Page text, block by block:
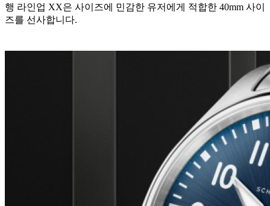
행 라인업 XX은 사이즈에 민감한 유저에게 적합한 40mm 사이
즈를 선사합니다.